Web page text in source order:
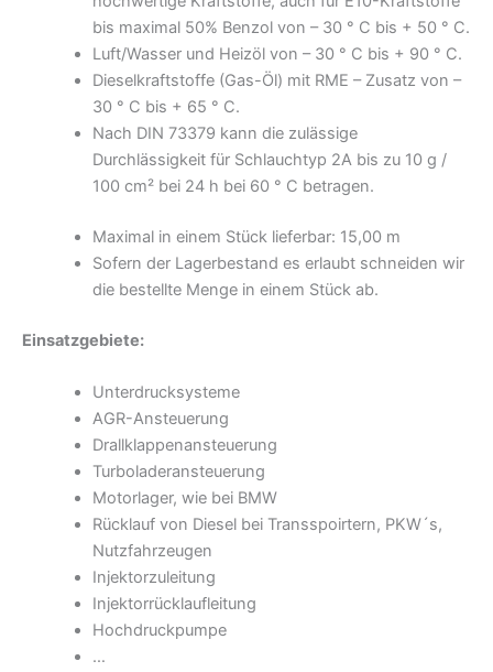
bis maximal 50% Benzol von – 30 ° C bis + 50 ° C.
Luft/Wasser und Heizöl von – 30 ° C bis + 90 ° C.
Dieselkraftstoffe (Gas-Öl) mit RME – Zusatz von –
30 ° C bis + 65 ° C.
Nach DIN 73379 kann die zulässige
Durchlässigkeit für Schlauchtyp 2A bis zu 10 g /
100 cm² bei 24 h bei 60 ° C betragen.
Maximal in einem Stück lieferbar: 15,00 m
Sofern der Lagerbestand es erlaubt schneiden wir
die bestellte Menge in einem Stück ab.
Einsatzgebiete:
Unterdrucksysteme
AGR-Ansteuerung
Drallklappenansteuerung
Turboladeransteuerung
Motorlager, wie bei BMW
Rücklauf von Diesel bei Transspoirtern, PKW´s,
Nutzfahrzeugen
Injektorzuleitung
Injektorrücklaufleitung
Hochdruckpumpe
…